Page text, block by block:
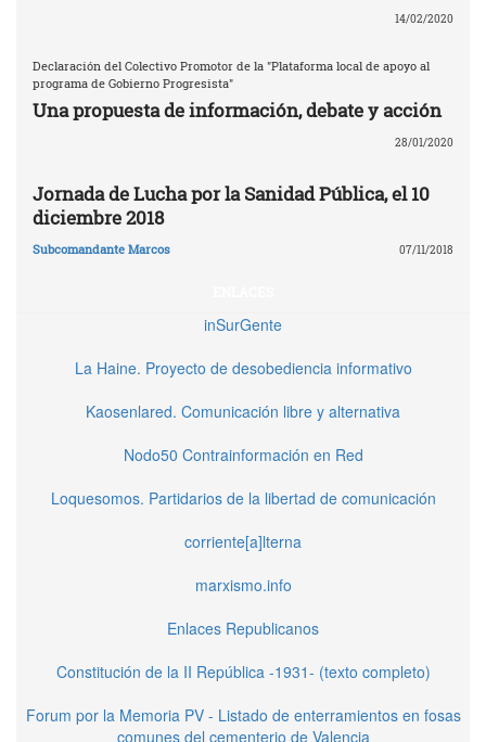
14/02/2020
Declaración del Colectivo Promotor de la "Plataforma local de apoyo al
programa de Gobierno Progresista"
Una propuesta de información, debate y acción
28/01/2020
Jornada de Lucha por la Sanidad Pública, el 10
diciembre 2018
Subcomandante Marcos 07/11/2018
inSurGente
La Haine. Proyecto de desobediencia informativo
Kaosenlared. Comunicación libre y alternativa
Nodo50 Contrainformación en Red
Loquesomos. Partidarios de la libertad de comunicación
corriente[a]lterna
marxismo.info
Enlaces Republicanos
Constitución de la II República -1931- (texto completo)
Forum por la Memoria PV - Listado de enterramientos en fosas
comunes del cementerio de Valencia